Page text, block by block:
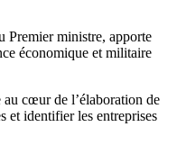
Premier ministre, apporte
économique et militaire
au cœur de l’élaboration de
et identifier les entreprises